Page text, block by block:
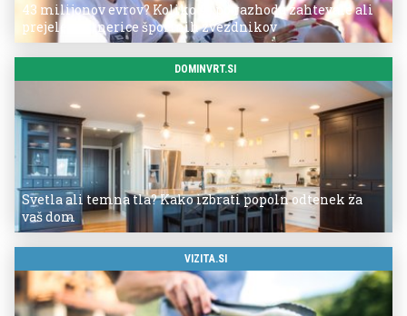
43 milijonov evrov? Koliko so po razhodu zahtevale ali
prejele partnerice športnih zvezdnikov
DOMINVRT.SI
Svetla ali temna tla? Kako izbrati popoln odtenek za
vaš dom
VIZITA.SI